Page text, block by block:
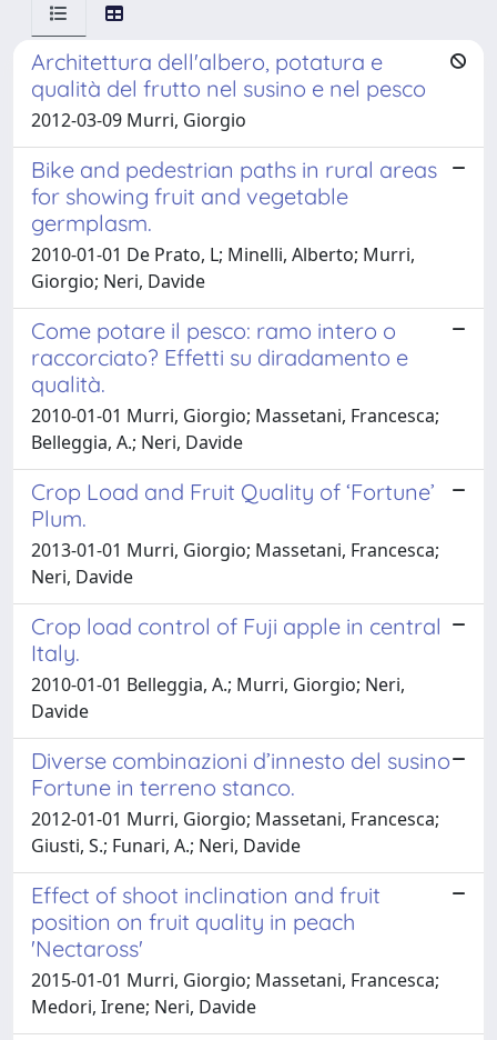
Architettura dell'albero, potatura e
qualità del frutto nel susino e nel pesco
2012-03-09 Murri, Giorgio
Bike and pedestrian paths in rural areas
for showing fruit and vegetable
germplasm.
2010-01-01 De Prato, L; Minelli, Alberto; Murri,
Giorgio; Neri, Davide
Come potare il pesco: ramo intero o
raccorciato? Effetti su diradamento e
qualità.
2010-01-01 Murri, Giorgio; Massetani, Francesca;
Belleggia, A.; Neri, Davide
Crop Load and Fruit Quality of ‘Fortune’
Plum.
2013-01-01 Murri, Giorgio; Massetani, Francesca;
Neri, Davide
Crop load control of Fuji apple in central
Italy.
2010-01-01 Belleggia, A.; Murri, Giorgio; Neri,
Davide
Diverse combinazioni d’innesto del susino
Fortune in terreno stanco.
2012-01-01 Murri, Giorgio; Massetani, Francesca;
Giusti, S.; Funari, A.; Neri, Davide
Effect of shoot inclination and fruit
position on fruit quality in peach
'Nectaross'
2015-01-01 Murri, Giorgio; Massetani, Francesca;
Medori, Irene; Neri, Davide